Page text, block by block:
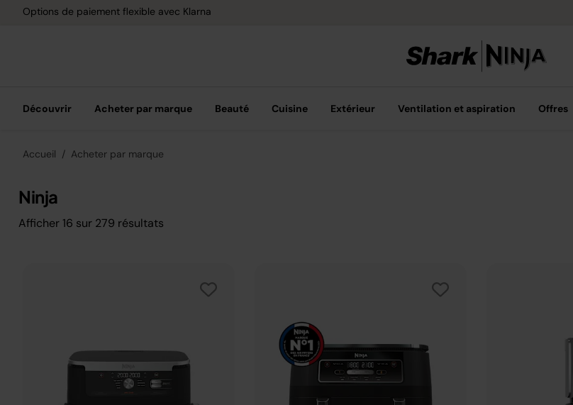
Livraison gratuite dès 40 € d'achat
Découvrir Acheter par marque Beauté Cuisine Extérieur Ventilation et aspiration Offres
Accueil Acheter par marque
Ninja
Afficher 16 sur 279 résultats